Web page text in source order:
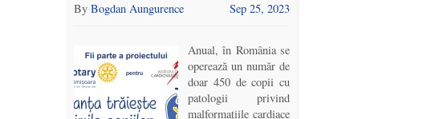
By Bogdan Aungurence Sep 25, 2023
Anual, în România se
operează un număr de
doar 450 de copii cu
patologii privind
malformațiile cardiace